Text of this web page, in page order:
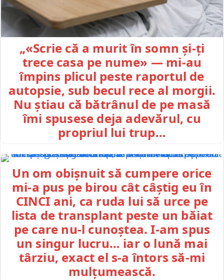
„«Scrie că a murit în somn și-ți
trece casa pe nume» — mi-au
împins plicul peste raportul de
autopsie, sub becul rece al morgii.
Nu știau că bătrânul de pe masă
îmi spusese deja adevărul, cu
propriul lui trup…
Un om obișnuit să cumpere orice
mi-a pus pe birou cât câștig eu în
CINCI ani, ca ruda lui să urce pe
lista de transplant peste un băiat
pe care nu-l cunoștea. I-am spus
un singur lucru… iar o lună mai
târziu, exact el s-a întors să-mi
mulțumească.